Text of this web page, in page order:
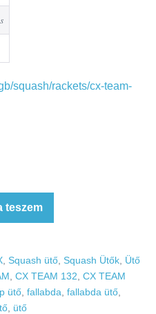
squash/rackets/cx-team-
teszem
, Squash ütő, Squash Ütők, Ütő
, CX TEAM 132, CX TEAM
ütő, fallabda, fallabda ütő,
, ütő